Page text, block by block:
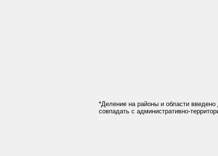
*Деление на районы и области введено
совпадать с административно-